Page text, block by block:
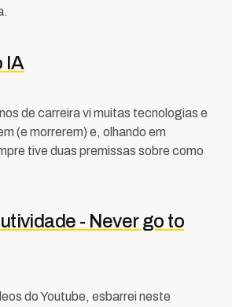
IA
de carreira vi muitas tecnologias e
(e morrerem) e, olhando em
tive duas premissas sobre como
- Never go to
do Youtube, esbarrei neste